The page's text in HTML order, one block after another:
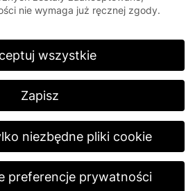
odblokowuj YouTube
BAU 2017
Speed, Roll-up Door,
with a printing
curtain.
nie wymaga już ręcznej zgody.
wszystkie
Zapisz
niezbędne pliki cookie
preferencje prywatności